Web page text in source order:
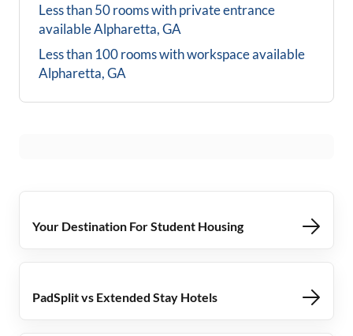
Less than 50 rooms with private entrance
availableAlpharetta, GA
Less than 100 rooms with workspace available
Alpharetta, GA
Your Destination For Student Housing
PadSplit vs Extended Stay Hotels